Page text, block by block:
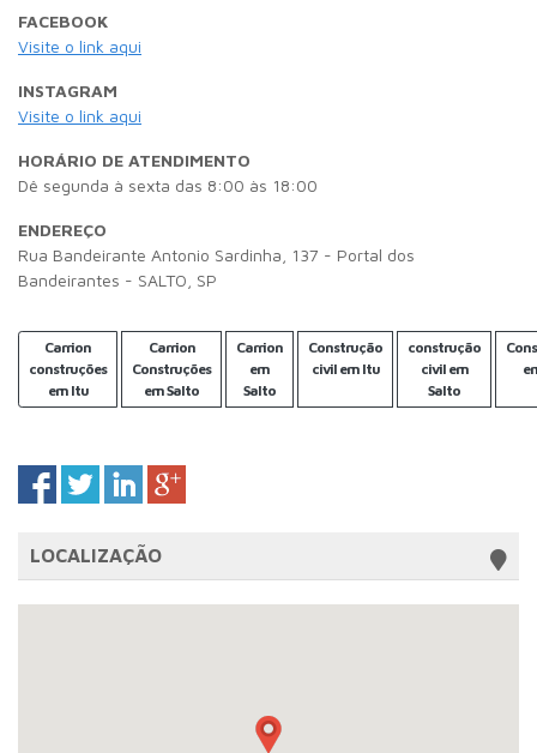
FACEBOOK
Visite o link aqui
INSTAGRAM
Visite o link aqui
HORÁRIO DE ATENDIMENTO
Dê segunda à sexta das 8:00 às 18:00
ENDEREÇO
Rua Bandeirante Antonio Sardinha, 137 - Portal dos
Bandeirantes - SALTO, SP
Carrion
construções
em Itu
Carrion
Construções
em Salto
Carrion
em
Salto
Construção
civil em Itu
construção
civil em
Salto
LOCALIZAÇÃO